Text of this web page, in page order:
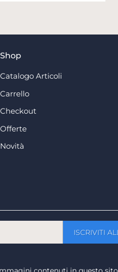
Shop
Catalogo Articoli
Carrello
Checkout
Offerte
Novità